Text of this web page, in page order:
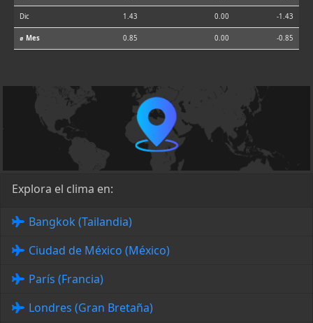
Dic 1.43 0.00 -1.43
⌀ Mes 0.85 0.00 -0.85
Explora el clima en:
Bangkok (Tailandia)
Ciudad de México (México)
París (Francia)
Londres (Gran Bretaña)